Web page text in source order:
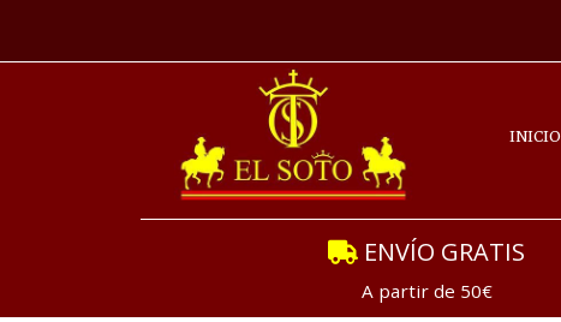
INICIO
ENVÍO GRATIS
A partir de 50€